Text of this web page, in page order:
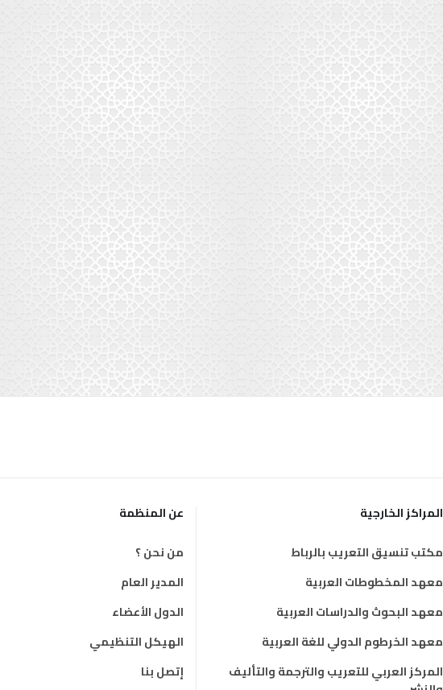
المراكز الخارجية
مكتب تنسيق التعريب بالرباط
معهد المخطوطات العربية
معهد البحوث والدراسات العربية
معهد الخرطوم الدولي للغة العربية
المركز العربي للتعريب والترجمة والتأليف
عن المنظمة
من نحن ؟
المدير العام
الدول الأعضاء
الهيكل التنظيمي
إتصل بنا